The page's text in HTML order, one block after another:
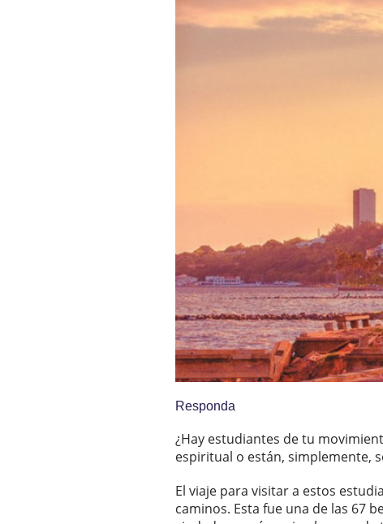
Responda
¿Hay estudiantes de tu
espiritual o están, simplemente,
El viaje para visitar a estos
caminos. Esta fue una de las 67